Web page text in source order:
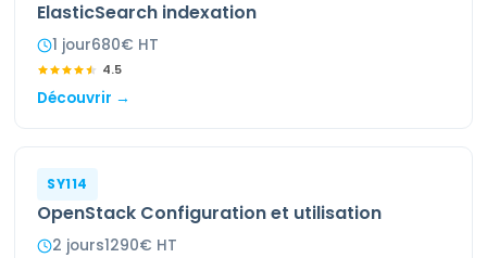
ElasticSearch indexation
1 jour680€ HT
4.5
Découvrir →
SY114
OpenStack Configuration et utilisation
2 jours1290€ HT